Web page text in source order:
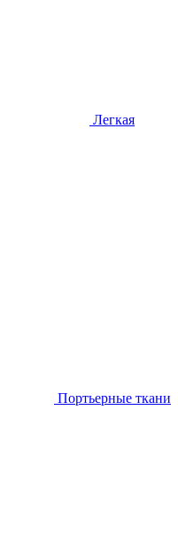
Легкая
Портьерные ткани